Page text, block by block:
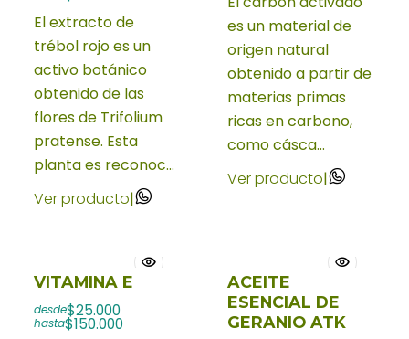
El extracto de
trébol rojo es un
activo botánico
obtenido de las
flores de Trifolium
pratense. Esta
planta es reconoc...
Ver producto|
es un material de
origen natural
obtenido a partir de
materias primas
ricas en carbono,
como cásca...
Ver producto|
VITAMINA E
desde$25.000
hasta$150.000
ACEITE
ESENCIAL DE
GERANIO ATK